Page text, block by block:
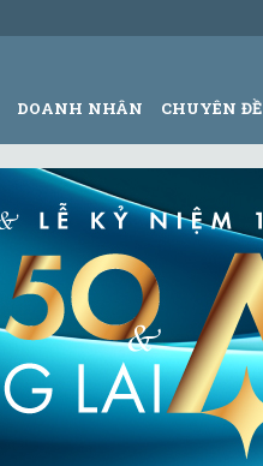
DOANH NHÂN CHUYÊN ĐỀ